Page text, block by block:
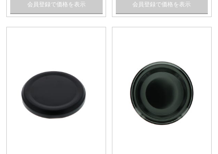
会員登録で価格を表示 会員登録で価格を表示